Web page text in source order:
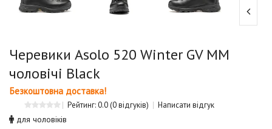
Черевики Asolo 520 Winter GV MM
чоловічі Black
Безкоштовна доставка!
Рейтинг: 0.0(0 відгуків) Написати відгук
для чоловіків